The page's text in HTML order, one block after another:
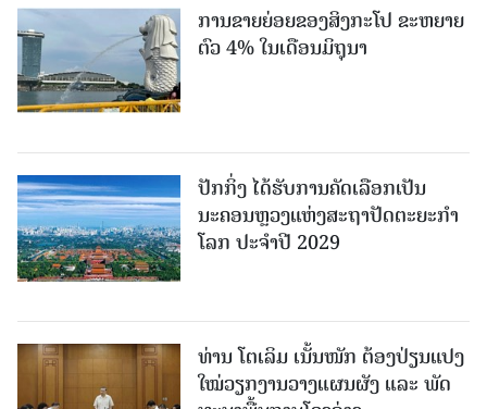
ການຂາຍຍ່ອຍຂອງສິງກະໂປ ຂະຫຍາຍ
ຕົວ 4% ໃນເດືອນມິຖຸນາ
ປັກກິ່ງ ໄດ້ຮັບການຄັດເລືອກເປັນ
ນະຄອນຫຼວງແຫ່ງສະຖາປັດຕະຍະກຳ
ໂລກ ປະຈຳປີ 2029
ທ່ານ ໂຕ​ເລິມ ເນັ້ນໜັກ ຕ້ອງ​ປ່ຽນ​ແປງ​
ໃໝ່​ວຽກ​ງານ​ວາງ​ແຜນ​ຜັງ ແລະ ​ພັດ​